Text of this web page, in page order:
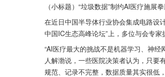
（小标题）“垃圾数据”制约AI医疗施展
在近日中国半导体行业协会集成电路设
中国IC生态高峰论坛”上，多位与会专
“AI医疗最大的挑战不是机器学习、神经
人解渤说，一些医院决策者认为，只要
规范、记录不完整，数据质量其实很低